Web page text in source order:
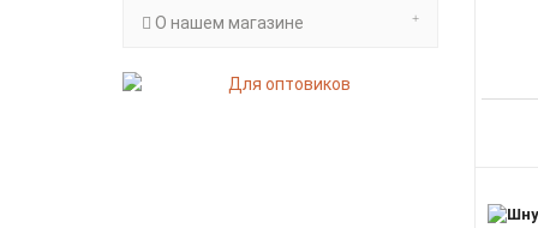
О нашем магазине